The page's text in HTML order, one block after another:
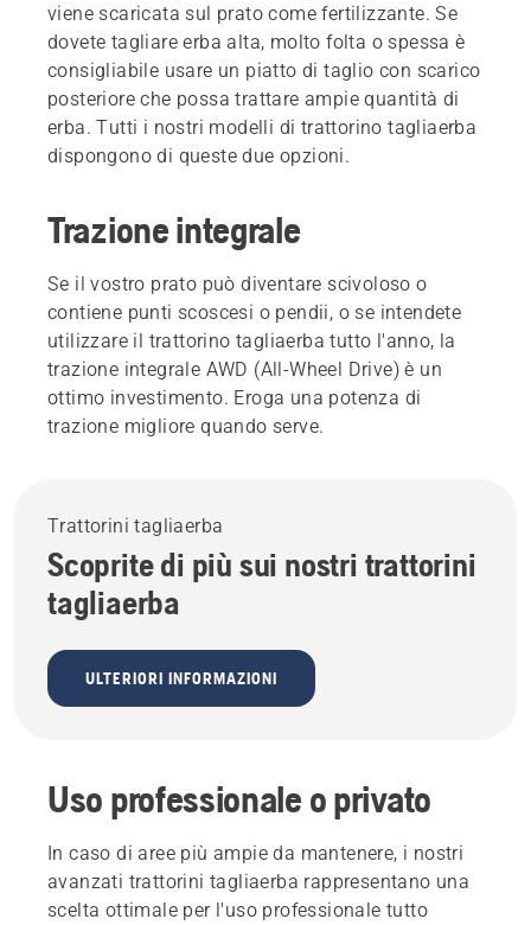
viene scaricata sul prato come fertilizzante. Se
dovete tagliare erba alta, molto folta o spessa è
consigliabile usare un piatto di taglio con scarico
posteriore che possa trattare ampie quantità di
erba. Tutti i nostri modelli di trattorino tagliaerba
dispongono di queste due opzioni.
Trazione integrale
Se il vostro prato può diventare scivoloso o
contiene punti scoscesi o pendii, o se intendete
utilizzare il trattorino tagliaerba tutto l'anno, la
trazione integrale AWD (All-Wheel Drive) è un
ottimo investimento. Eroga una potenza di
trazione migliore quando serve.
Trattorini tagliaerba
Scoprite di più sui nostri trattorini
tagliaerba
ULTERIORI INFORMAZIONI
Uso professionale o privato
In caso di aree più ampie da mantenere, i nostri
avanzati trattorini tagliaerba rappresentano una
scelta ottimale per l'uso professionale tutto